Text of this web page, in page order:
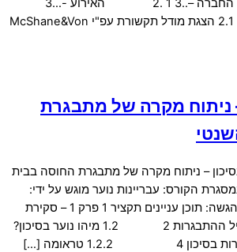
2.מודל תקשורת 4 2.1 הצגת מודל תקשורת עפ"י McShane&Von
ניתוח מקרה של מתבגרת
– ניתוח מקרה של מתבגרת החוסה בבית
הקורס: עבריינות נוער מוגש על ידי:
מספר ת. זהות: תאריך הגשה: תוכן עניינים תקציר 1 פרק 1 – סקירת
ספרות 2 1.1 גיל ההתבגרות 2 1.2 מיהו נוער בסיכון?